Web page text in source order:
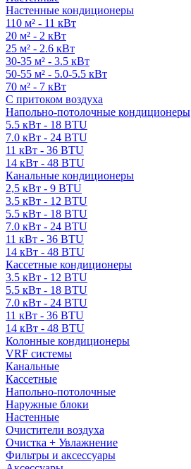
Настенные кондиционеры
110 м² - 11 кВт
20 м² - 2 кВт
25 м² - 2.6 кВт
30-35 м² - 3.5 кВт
50-55 м² - 5.0-5.5 кВт
70 м² - 7 кВт
С притоком воздуха
Напольно-потолочные кондиционеры
5.5 кВт - 18 BTU
7.0 кВт - 24 BTU
11 кВт - 36 BTU
14 кВт - 48 BTU
Канальные кондиционеры
2,5 кВт - 9 BTU
3.5 кВт - 12 BTU
5.5 кВт - 18 BTU
7.0 кВт - 24 BTU
11 кВт - 36 BTU
14 кВт - 48 BTU
Кассетные кондиционеры
3.5 кВт - 12 BTU
5.5 кВт - 18 BTU
7.0 кВт - 24 BTU
11 кВт - 36 BTU
14 кВт - 48 BTU
Колонные кондиционеры
VRF системы
Канальные
Кассетные
Напольно-потолочные
Наружные блоки
Настенные
Очистители воздуха
Очистка + Увлажнение
Фильтры и аксессуары